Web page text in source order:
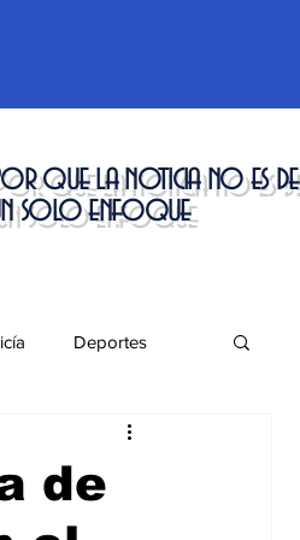
que la noticia no es de
solo enfoque
Deportes
de